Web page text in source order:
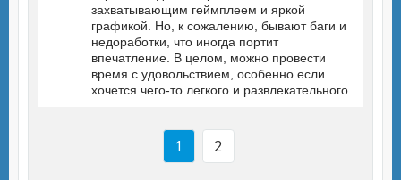
захватывающим геймплеем и яркой
графикой. Но, к сожалению, бывают баги и
недоработки, что иногда портит
впечатление. В целом, можно провести
время с удовольствием, особенно если
хочется чего-то легкого и развлекательного.
1 2